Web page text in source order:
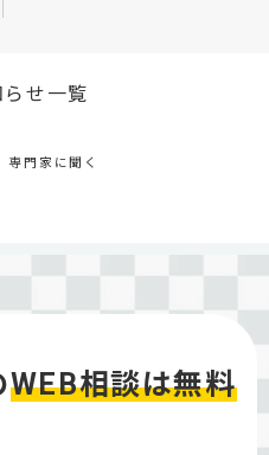
らせ一覧
門家に聞く
WEB相談は無料